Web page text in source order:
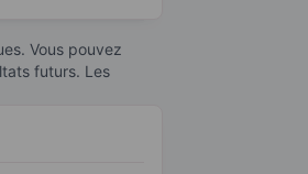
Vous pouvez
futurs. Les